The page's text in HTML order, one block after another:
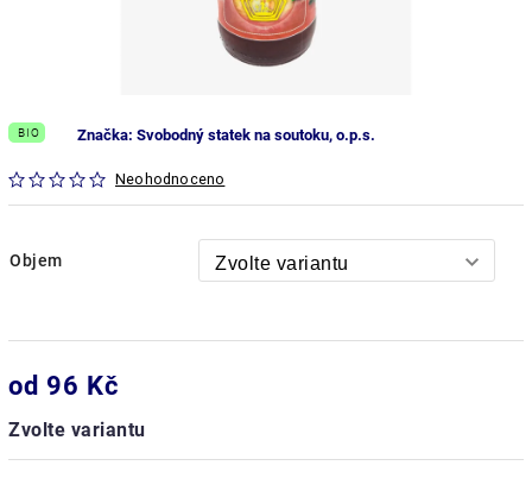
BIO
Neohodnoceno
Značka: Svobodný statek na soutoku, o.p.s.
Objem
od 96 Kč
Zvolte variantu